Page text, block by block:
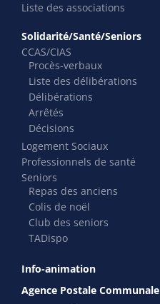
Liste des associations
Solidarité/Santé/Seniors
CCAS/CIAS
Procès-verbaux
Liste des délibérations
Délibérations
Arrêtés
Décisions
Logement Sociaux
Professionnels de santé
Seniors
Repas des anciens
Colis de noël
Club des seniors
TADispo
Info-animation
Agence Postale Communale